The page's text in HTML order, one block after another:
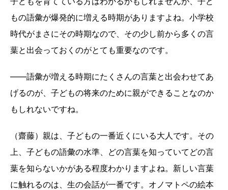
もの語彙が爆発的に増える時期がありますよね。小学校
時代がまさにその時期なので、その少し前から多くの言
葉と出会っておくのがとても重要なのです。
――語彙が増える時期にたくさんの言葉と出会わせてあ
げるのが、子どもの将来のために親ができることなのか
もしれないですね。
（齋藤）親は、子どもの一番近くにいる大人です。その
上、子どもの語彙の水準、どの言葉を知っていてどの言
葉を知らないかがある程度わかりますよね。新しい言葉
に触れるのは、生の会話が一番です。オノマトペの絵本